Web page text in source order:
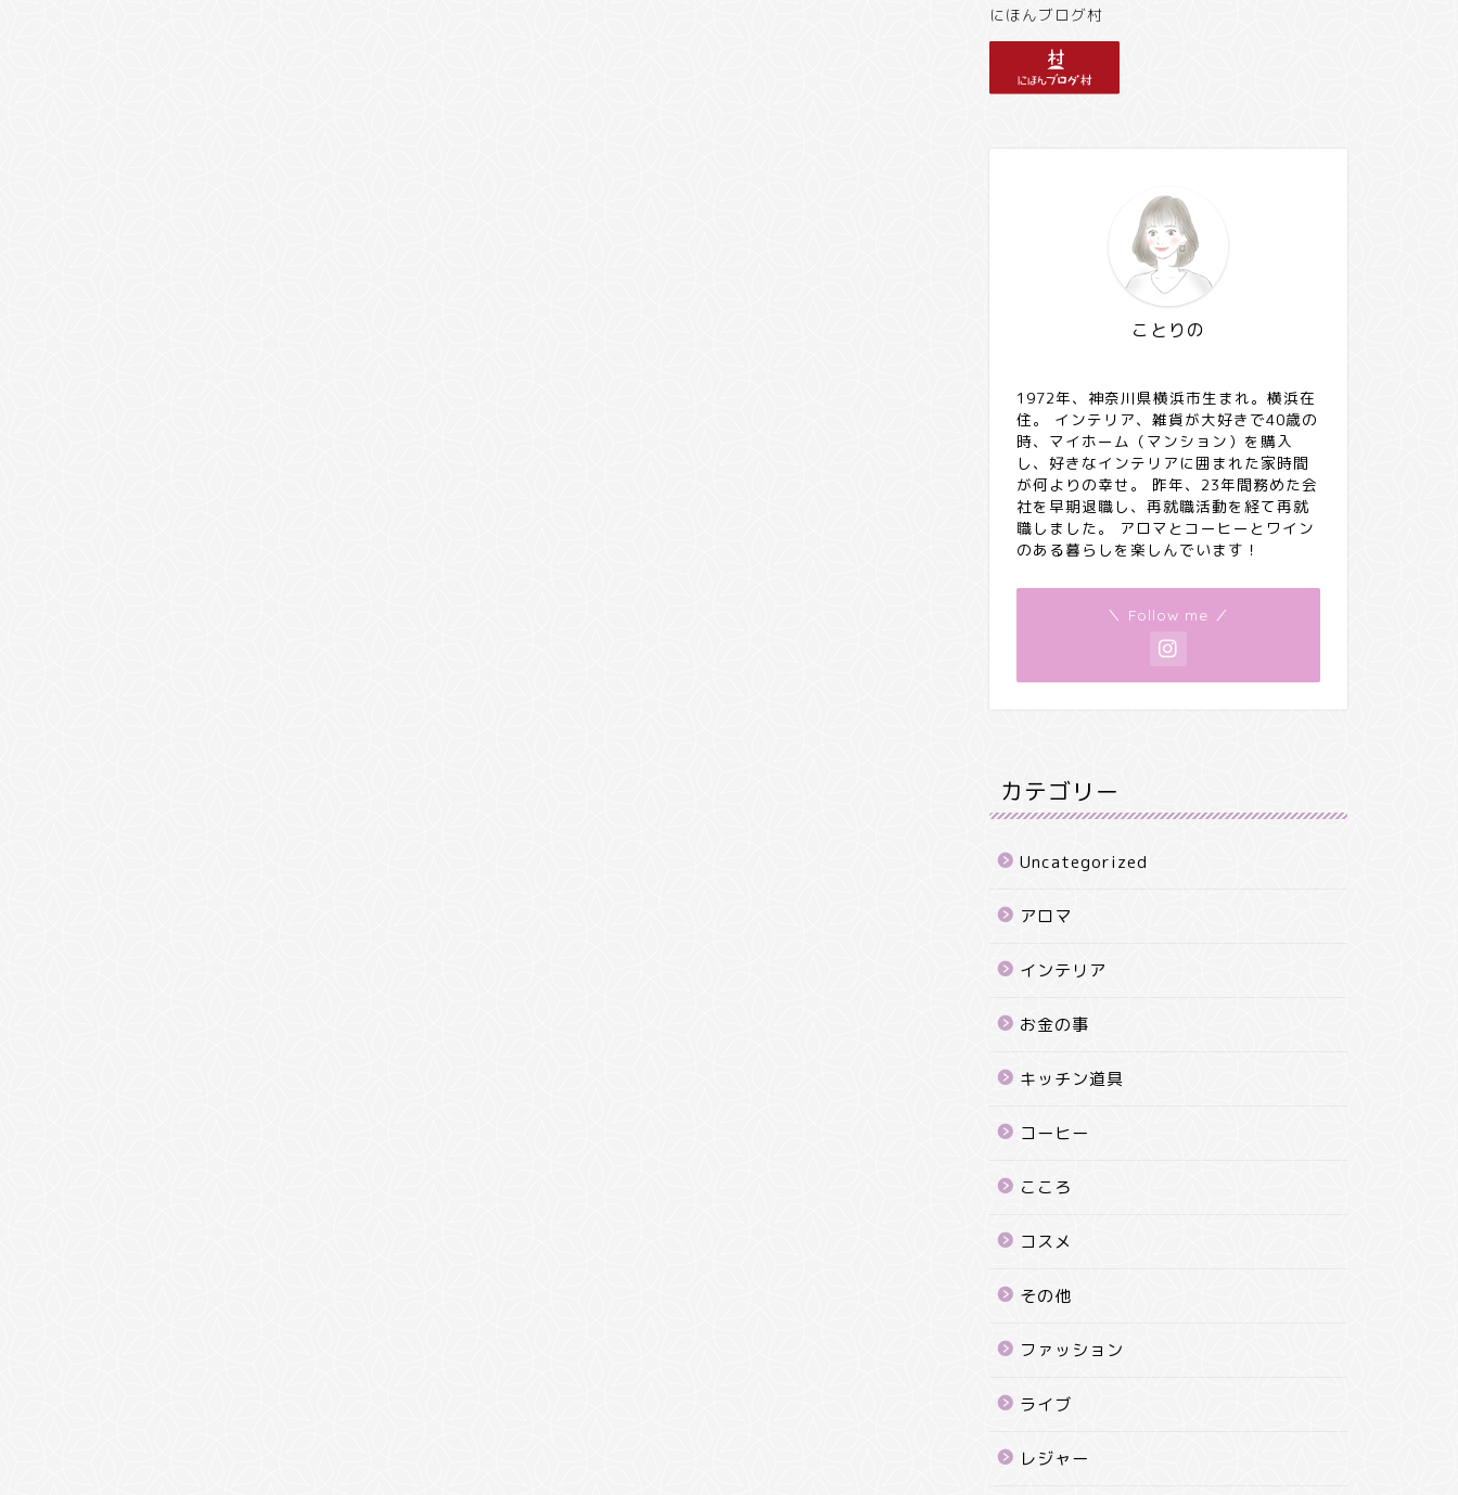
にほんブログ村
ことりの
1972年、神奈川県横浜市生まれ。横浜在
住。 インテリア、雑貨が大好きで40歳の
時、マイホーム（マンション）を購入
し、好きなインテリアに囲まれた家時間
が何よりの幸せ。 昨年、23年間務めた会
社を早期退職し、再就職活動を経て再就
職しました。 アロマとコーヒーとワイン
のある暮らしを楽しんでいます！
＼ Follow me ／
カテゴリー
Uncategorized
アロマ
インテリア
お金の事
キッチン道具
コーヒー
こころ
コスメ
その他
ファッション
ライブ
レジャー